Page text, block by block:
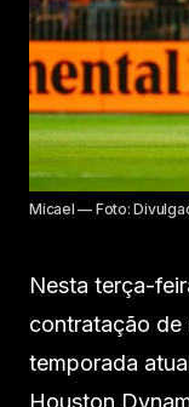
Micael — Foto:
Nesta terça-
contratação de
temporada
Houston